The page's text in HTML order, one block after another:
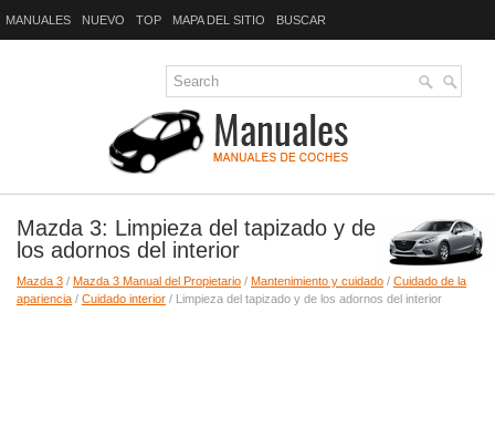
MANUALES NUEVO TOP MAPA DEL SITIO BUSCAR
Mazda 3: Limpieza del tapizado y de
los adornos del interior
Mazda 3 / Mazda 3 Manual del Propietario / Mantenimiento y cuidado / Cuidado de la
apariencia / Cuidado interior / Limpieza del tapizado y de los adornos del interior